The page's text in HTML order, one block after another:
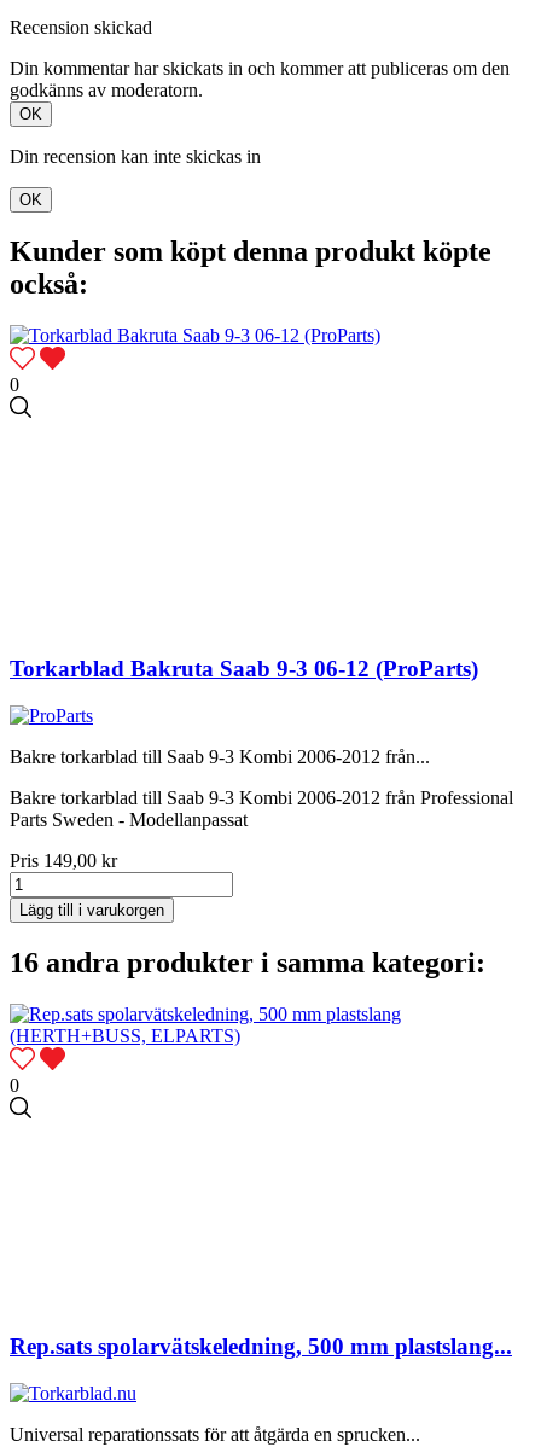
Recension skickad
Din kommentar har skickats in och kommer att publiceras om den
godkänns av moderatorn.
OK
Din recension kan inte skickas in
OK
Kunder som köpt denna produkt köpte
också:
0
Torkarblad Bakruta Saab 9-3 06-12 (ProParts)
Bakre torkarblad till Saab 9-3 Kombi 2006-2012 från...
Bakre torkarblad till Saab 9-3 Kombi 2006-2012 från Professional
Parts Sweden - Modellanpassat
Pris 149,00 kr
Lägg till i varukorgen
16 andra produkter i samma kategori:
0
Rep.sats spolarvätskeledning, 500 mm plastslang...
Universal reparationssats för att åtgärda en sprucken...